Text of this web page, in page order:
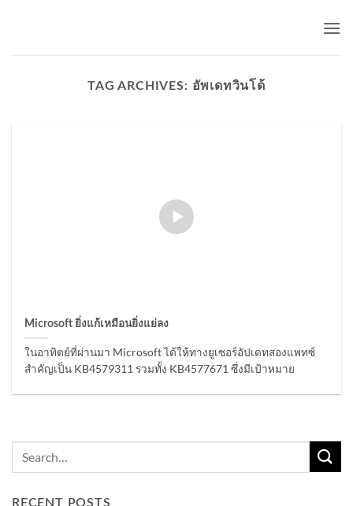
TAG ARCHIVES: อัพเดทวินโด้
Microsoft ยิ่งแก้เหมือนยิ่งแย่ลง
ในอาทิตย์ที่ผ่านมา Microsoft ได้ให้ทางยูเซอร์อัปเดทสองแพทซ์
สำคัญเป็น KB4579311 รวมทั้ง KB4577671 ซึ่งมีเป้าหมาย
RECENT POSTS